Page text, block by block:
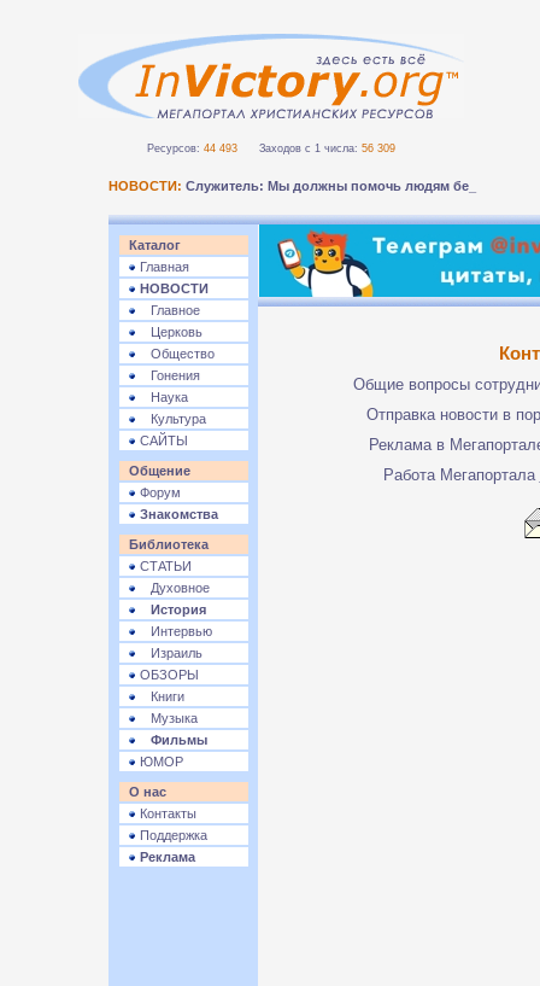
Ресурсов: 44 493 Заходов с 1 числа: 56 309
НОВОСТИ: Служитель: Мы должны помочь людям безопа_
Каталог
Главная
НОВОСТИ
Главное
Церковь
Общество
Гонения
Наука
Культура
САЙТЫ
Общение
Форум
Знакомства
Библиотека
СТАТЬИ
Духовное
История
Интервью
Израиль
ОБЗОРЫ
Книги
Музыка
Фильмы
ЮМОР
О нас
Контакты
Поддержка
Реклама
Общие вопросы
Отправка новости в
Реклама в
Работа Мегапортала